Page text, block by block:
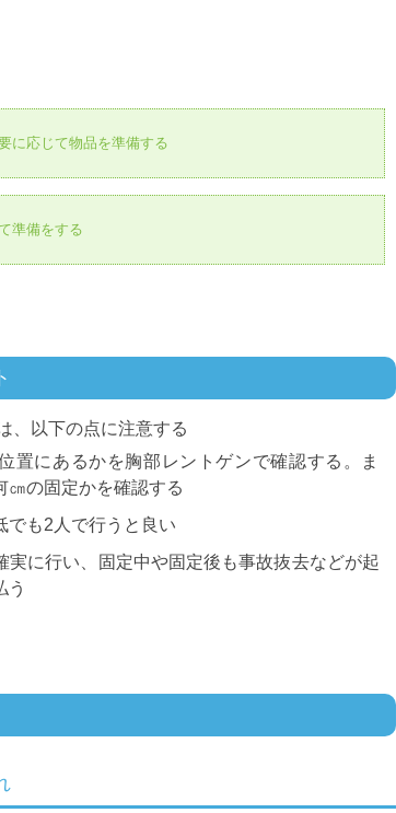
に応じて物品を準備する
準備をする
、以下の点に注意する
置にあるかを胸部レントゲンで確認する。ま
㎝の固定かを確認する
でも2人で行うと良い
実に行い、固定中や固定後も事故抜去などが起
う